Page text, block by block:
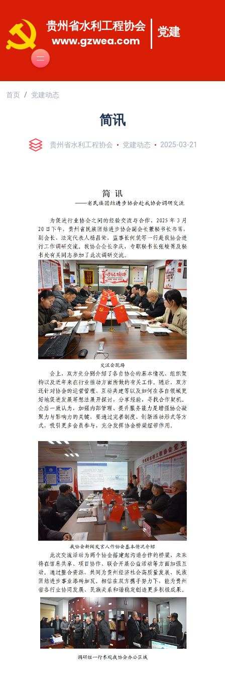
贵州省水利工程协会
www.gzwea.com
党建
首页 党建动态
简讯
贵州省水利工程协会 党建动态 2025-03-21